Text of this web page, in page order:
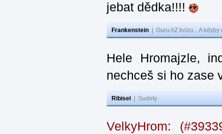
jebat dědka!!!!
Frankenstein Guru AZ kvízu... A
Hele Hromajzle,
nechceš si ho zase
Ribisel Sudety
VelkyHrom: